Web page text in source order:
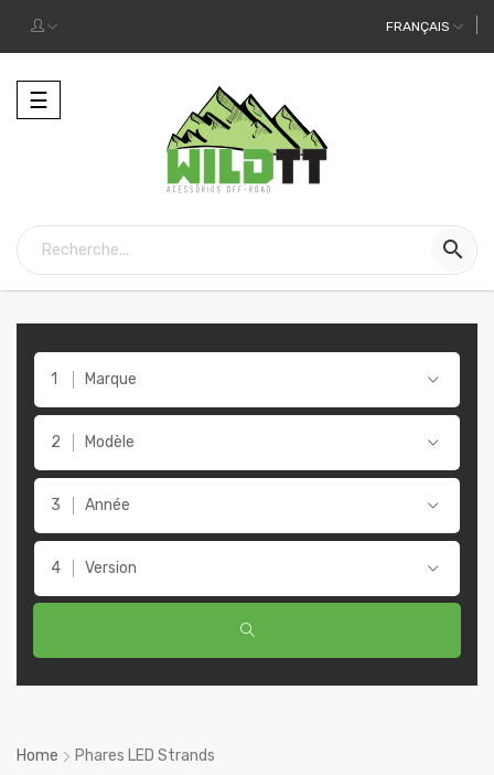
FRANÇAIS
Toggle
navigation
☰

Marque
Modèle
Année
Version
Home Phares LED Strands